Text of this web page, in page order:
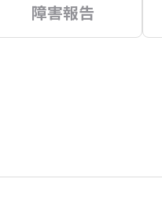
障害報告